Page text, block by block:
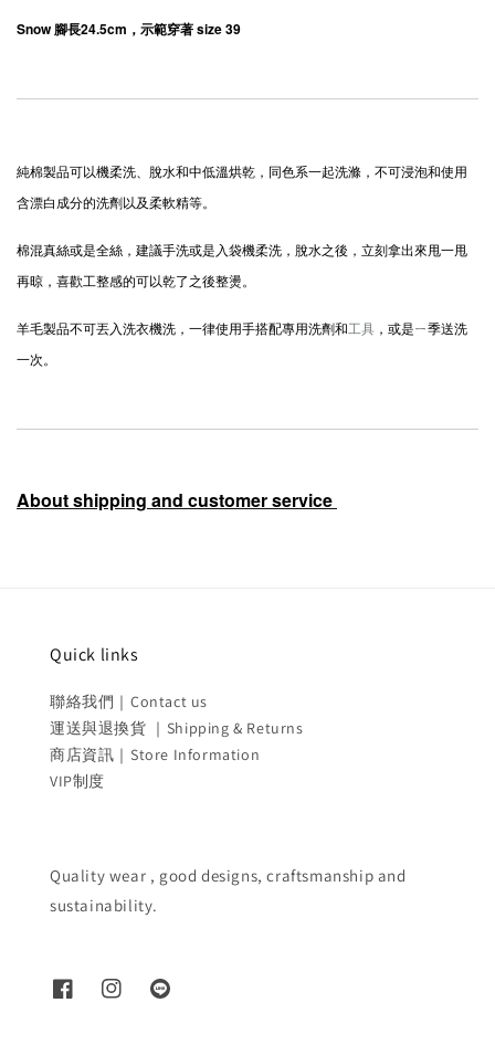
Snow 腳長24.5cm，示範穿著 size 39
純棉製品可以機柔洗、脫水和中低溫烘乾，同色系一起洗滌，不可浸泡和使用
含漂白成分的洗劑以及柔軟精等。
棉混真絲或是全絲，建議手洗或是入袋機柔洗，脫水之後，立刻拿出來甩一甩
再晾，喜歡工整感的可以乾了之後整燙。
羊毛製品不可丟入洗衣機洗，一律使用手搭配專用洗劑和工具 ，或是ㄧ季送洗
一次。
About shipping and customer service
Quick links
聯絡我們｜Contact us
運送與退換貨 ｜Shipping & Returns
商店資訊｜Store Information
VIP制度
Quality wear , good designs, craftsmanship and
sustainability.